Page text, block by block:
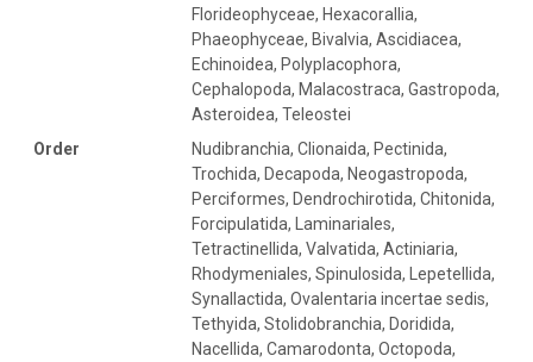
Florideophyceae, Hexacorallia,
Phaeophyceae, Bivalvia, Ascidiacea,
Echinoidea, Polyplacophora,
Cephalopoda, Malacostraca, Gastropoda,
Asteroidea, Teleostei
Order
Nudibranchia, Clionaida, Pectinida,
Trochida, Decapoda, Neogastropoda,
Perciformes, Dendrochirotida, Chitonida,
Forcipulatida, Laminariales,
Tetractinellida, Valvatida, Actiniaria,
Rhodymeniales, Spinulosida, Lepetellida,
Synallactida, Ovalentaria incertae sedis,
Tethyida, Stolidobranchia, Doridida,
Nacellida, Camarodonta, Octopoda,